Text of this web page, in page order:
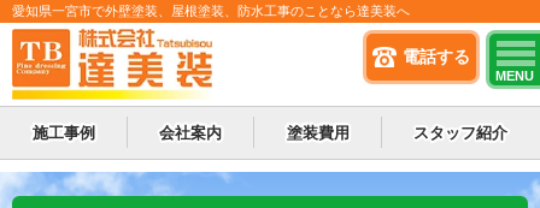
電話する
MENU
愛知県一宮市で外壁塗装、屋根塗装、防水工事のことなら達美装へ
施工事例 会社案内 塗装費用 スタッフ紹介